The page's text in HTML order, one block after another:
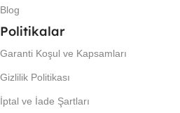
Blog
Politikalar
Garanti Koşul ve Kapsamları
Gizlilik Politikası
İptal ve İade Şartları